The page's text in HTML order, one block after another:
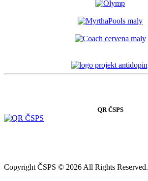
QR ČSPS
Copyright ČSPS © 2026 All Rights Reserved.